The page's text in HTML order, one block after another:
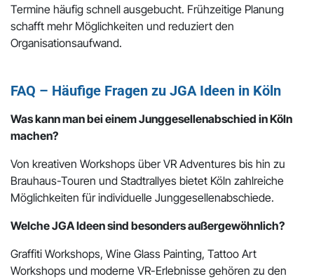
Termine häufig schnell ausgebucht. Frühzeitige Planung
schafft mehr Möglichkeiten und reduziert den
Organisationsaufwand.
FAQ – Häufige Fragen zu JGA Ideen in Köln
Was kann man bei einem Junggesellenabschied in Köln
machen?
Von kreativen Workshops über VR Adventures bis hin zu
Brauhaus-Touren und Stadtrallyes bietet Köln zahlreiche
Möglichkeiten für individuelle Junggesellenabschiede.
Welche JGA Ideen sind besonders außergewöhnlich?
Graffiti Workshops, Wine Glass Painting, Tattoo Art
Workshops und moderne VR-Erlebnisse gehören zu den